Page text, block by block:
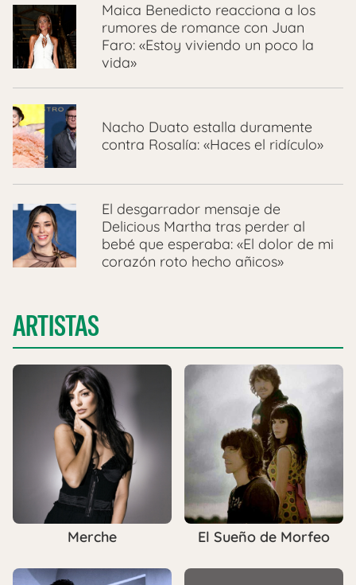
Maica Benedicto reacciona a los
rumores de romance con Juan
Faro: «Estoy viviendo un poco la
vida»
Nacho Duato estalla duramente
contra Rosalía: «Haces el ridículo»
El desgarrador mensaje de
Delicious Martha tras perder al
bebé que esperaba: «El dolor de mi
corazón roto hecho añicos»
ARTISTAS
Merche El Sueño de Morfeo